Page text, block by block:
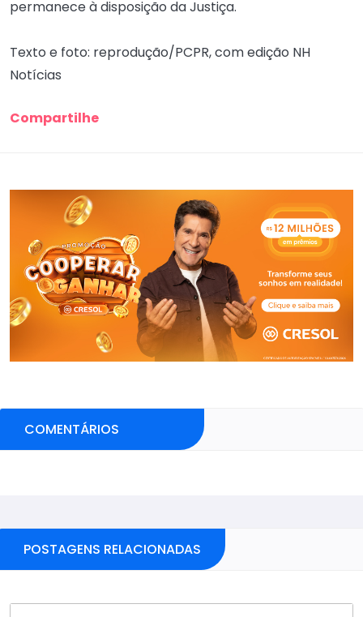
permanece à disposição da Justiça.
Texto e foto: reprodução/PCPR, com edição NH
Notícias
Compartilhe
COMENTÁRIOS
Pular sessão de comentários
POSTAGENS RELACIONADAS